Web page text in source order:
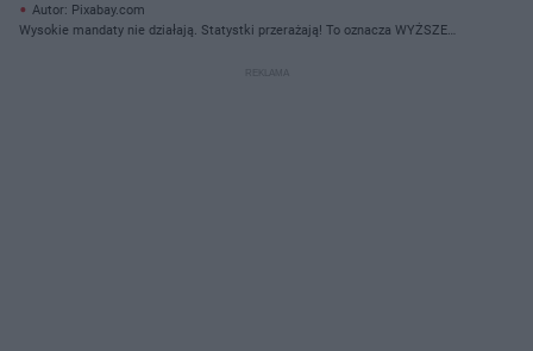
Autor: Pixabay.com
Wysokie mandaty nie działają. Statystki przerażają! To oznacza WYŻSZE